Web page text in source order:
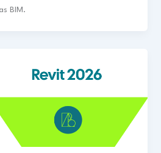
BIM.